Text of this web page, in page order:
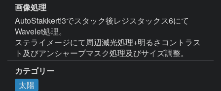
画像処理
AutoStakkert!3でスタック後レジスタックス6にて
Wavelet処理。
ステライメージにて周辺減光処理+明るさコントラス
ト及びアンシャープマスク処理及びサイズ調整。
カテゴリー
太陽